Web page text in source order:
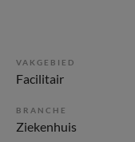
VAKGEBIED
Facilitair
BRANCHE
Ziekenhuis